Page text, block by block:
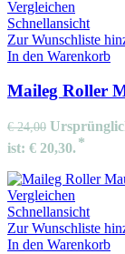
Vergleichen
Schnellansicht
Zur Wunschliste
In den Warenkorb
Maileg Roller
€24,00
ist: € 20,30.
Vergleichen
Schnellansicht
Zur Wunschliste
In den Warenkorb